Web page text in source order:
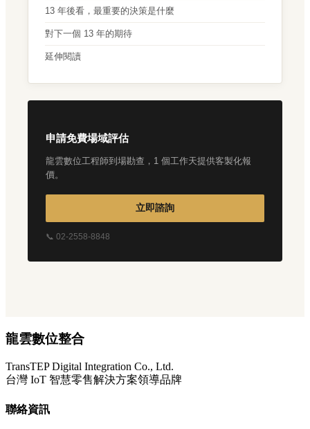
13 年後看，最重要的決策是什麼
對下一個 13 年的期待
延伸閱讀
申請免費場域評估
龍雲數位工程師到場勘查，1 個工作天提供客製化報
價。
立即諮詢
📞 02-2558-8848
龍雲數位整合
TransTEP Digital Integration Co., Ltd.
台灣 IoT 智慧零售解決方案領導品牌
聯絡資訊